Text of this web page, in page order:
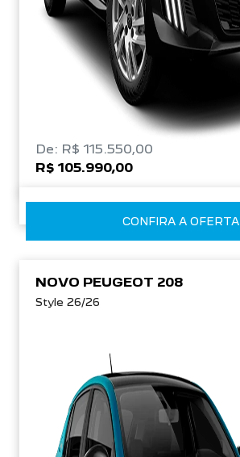
De: R$ 115.550,00
R$ 105.990,00
CONFIRA A OFERTA
NOVO PEUGEOT 208
Style 26/26